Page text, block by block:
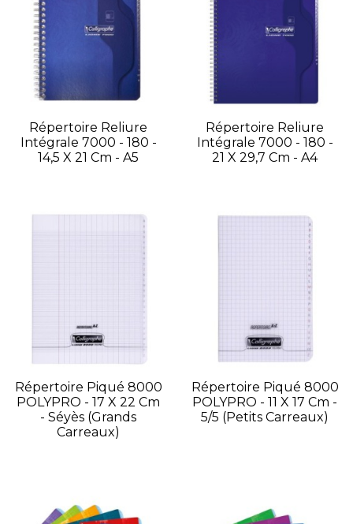
Répertoire Reliure
Intégrale 7000 - 180 -
14,5 X 21 Cm - A5
Répertoire Reliure
Intégrale 7000 - 180 -
21 X 29,7 Cm - A4
Répertoire Piqué 8000
POLYPRO - 17 X 22 Cm
- Séyès (grands
Carreaux)
Répertoire Piqué 8000
POLYPRO - 11 X 17 Cm -
5/5 (petits Carreaux)